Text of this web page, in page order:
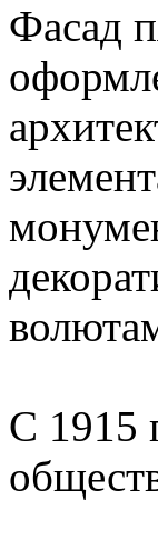
Фасад
С 1915